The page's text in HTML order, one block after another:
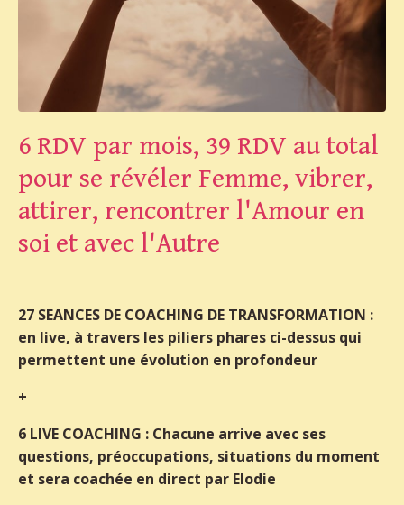
6 RDV par mois, 39 RDV au total
pour se révéler Femme, vibrer,
attirer, rencontrer l'Amour en
soi et avec l'Autre
27 SEANCES DE COACHING DE TRANSFORMATION :
en live, à travers les piliers phares ci-dessus qui
permettent une évolution en profondeur
+
6 LIVE COACHING : Chacune arrive avec ses
questions, préoccupations, situations du moment
et sera coachée en direct par Elodie